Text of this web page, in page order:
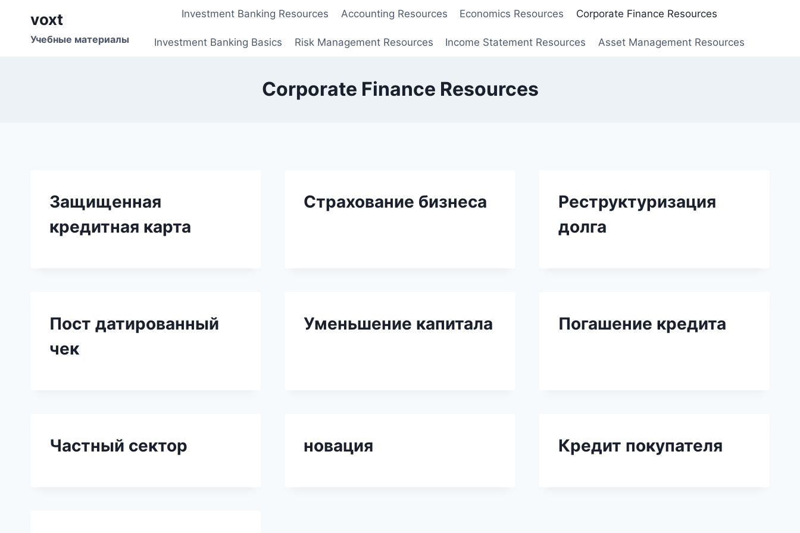
содержимому
voxt
Учебные материалы
Investment Banking Resources Accounting Resources Economics Resources Corporate Finance Resources
Investment Banking Basics Risk Management Resources Income Statement Resources Asset Management Resources
Corporate Finance Resources
Защищенная
кредитная карта
Страхование бизнеса
Реструктуризация
долга
Пост датированный
чек
Уменьшение капитала Погашение кредита
Частный сектор новация Кредит покупателя